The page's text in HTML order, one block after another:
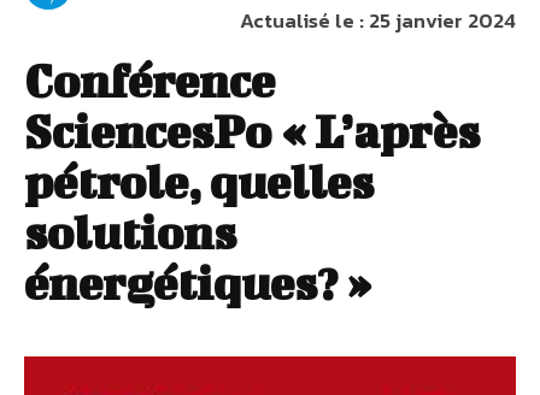
Actualisé le :25 janvier 2024
Conférence
SciencesPo « L’après
pétrole, quelles
solutions
énergétiques? »